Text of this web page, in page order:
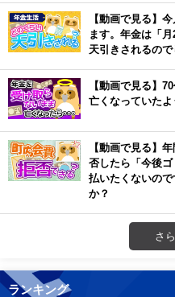
【動画で見る】
ます。年金は「
天引きされるので
【動画で見る】
亡くなっていた
【動画で見る】
否したら「今後
払いたくないの
か？
さ
ランキング